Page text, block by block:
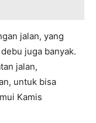
jalan, yang
juga banyak.
jalan,
untuk bisa
Kamis